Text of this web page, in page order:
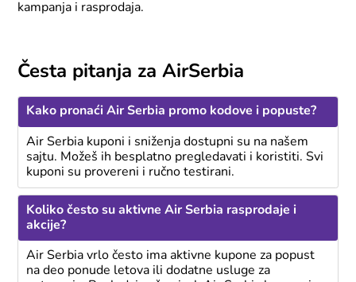
kampanja i rasprodaja.
Česta pitanja za AirSerbia
Kako pronaći Air Serbia promo kodove i popuste?
Air Serbia kuponi i sniženja dostupni su na našem
sajtu. Možeš ih besplatno pregledavati i koristiti. Svi
kuponi su provereni i ručno testirani.
Koliko često su aktivne Air Serbia rasprodaje i
akcije?
Air Serbia vrlo često ima aktivne kupone za popust
na deo ponude letova ili dodatne usluge za